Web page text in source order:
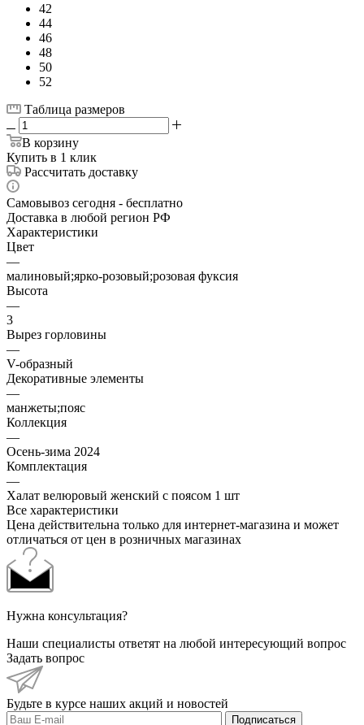
42
44
46
48
50
52
Таблица размеров
В корзину
Купить в 1 клик
Рассчитать доставку
Самовывоз сегодня - бесплатно
Доставка в любой регион РФ
Характеристики
Цвет
—
малиновый;ярко-розовый;розовая фуксия
Высота
—
3
Вырез горловины
—
V-образный
Декоративные элементы
—
манжеты;пояс
Коллекция
—
Осень-зима 2024
Комплектация
—
Халат велюровый женский с поясом 1 шт
Все характеристики
Цена действительна только для интернет-магазина и может
отличаться от цен в розничных магазинах
Нужна консультация?
Наши специалисты ответят на любой интересующий вопрос
Задать вопрос
Будьте в курсе наших акций и новостей
Подписаться